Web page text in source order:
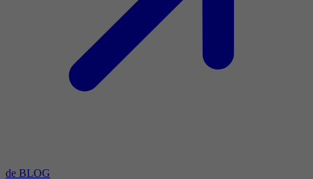
de BLOG